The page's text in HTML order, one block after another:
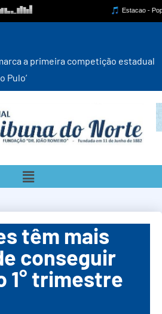
a primeira competição estadual
Pulo’
têm mais
conseguir
1° trimestre